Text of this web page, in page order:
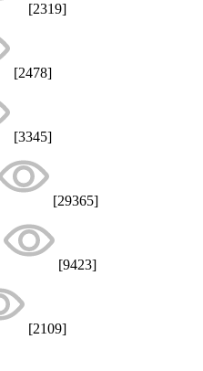
[2319]
[2478]
[3345]
[29365]
[9423]
[2109]